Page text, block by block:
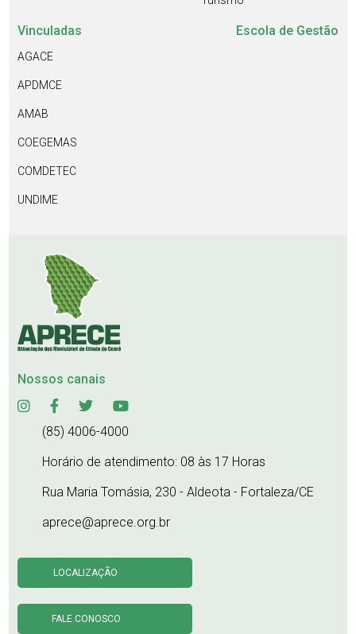
Vinculadas
AGACE
APDMCE
AMAB
COEGEMAS
COMDETEC
UNDIME
Escola de Gestão
Nossos canais
(85) 4006-4000
Horário de atendimento: 08 às 17 Horas
Rua Maria Tomásia, 230 - Aldeota - Fortaleza/CE
aprece@aprece.org.br
LOCALIZAÇÃO
FALE CONOSCO